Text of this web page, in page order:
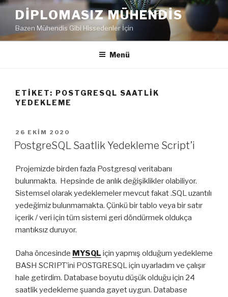
İçeriğe
DIPLOMASIZ MÜHENDIS
Bazen Mühendis Gibi Hissedenler İçin
Menü
ETIKET: POSTGRESQL SAATLIK
YEDEKLEME
YAYIM
TARIHI
26 EKIM 2020
PostgreSQL Saatlik Yedekleme Script’i
Projemizde birden fazla Postgresql veritabanı
bulunmakta. Hepsinde de anlık değişiklikler olabiliyor.
Sistemsel olarak yedeklemeler mevcut fakat .SQL uzantılı
yedeğimiz bulunmamakta. Çünkü bir tablo veya bir satır
içerik / veri için tüm sistemi geri döndürmek oldukça
mantıksız duruyor.
Daha öncesinde MYSQL için yapmış olduğum yedekleme
BASH SCRIPT’ini POSTGRESQL için uyarladım ve çalışır
hale getirdim. Database boyutu düşük olduğu için 24
saatlik yedekleme şuanda gayet uygun. Database